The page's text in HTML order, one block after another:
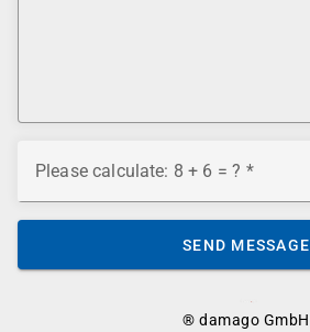
® damago GmbH
Please calculate: 8 + 6 = ?
SEND MESSAGE